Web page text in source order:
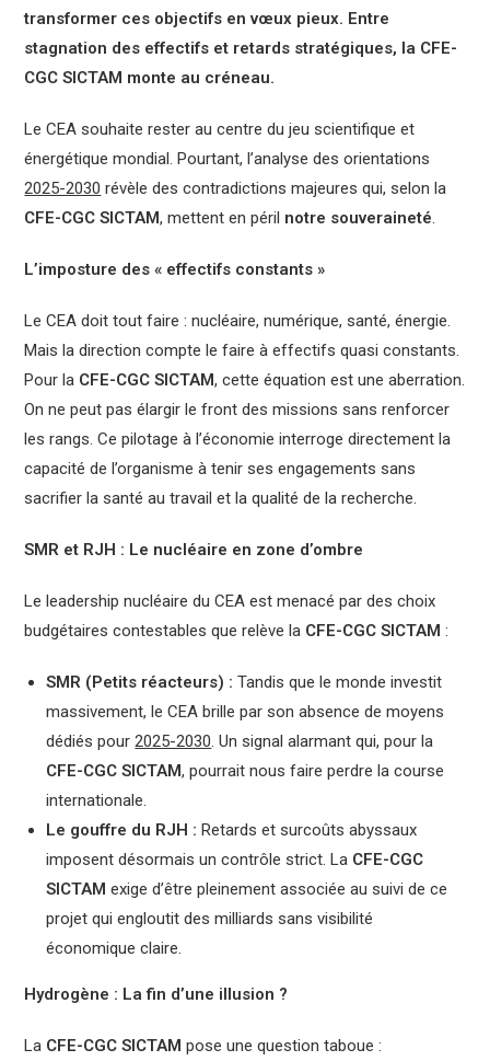
transformer ces objectifs en vœux pieux. Entre
stagnation des effectifs et retards stratégiques, la CFE-
CGC SICTAM monte au créneau.
Le CEA souhaite rester au centre du jeu scientifique et
énergétique mondial. Pourtant, l’analyse des orientations
2025-2030 révèle des contradictions majeures qui, selon la
CFE-CGC SICTAM, mettent en péril notre souveraineté.
L’imposture des « effectifs constants »
Le CEA doit tout faire : nucléaire, numérique, santé, énergie.
Mais la direction compte le faire à effectifs quasi constants.
Pour la CFE-CGC SICTAM, cette équation est une aberration.
On ne peut pas élargir le front des missions sans renforcer
les rangs. Ce pilotage à l’économie interroge directement la
capacité de l’organisme à tenir ses engagements sans
sacrifier la santé au travail et la qualité de la recherche.
SMR et RJH : Le nucléaire en zone d’ombre
Le leadership nucléaire du CEA est menacé par des choix
budgétaires contestables que relève la CFE-CGC SICTAM :
SMR (Petits réacteurs) : Tandis que le monde investit
massivement, le CEA brille par son absence de moyens
dédiés pour2025-2030. Un signal alarmant qui, pour la
CFE-CGC SICTAM, pourrait nous faire perdre la course
internationale.
Le gouffre du RJH : Retards et surcoûts abyssaux
imposent désormais un contrôle strict. La CFE-CGC
SICTAM exige d’être pleinement associée au suivi de ce
projet qui engloutit des milliards sans visibilité
économique claire.
Hydrogène : La fin d’une illusion ?
La CFE-CGC SICTAM pose une question taboue :